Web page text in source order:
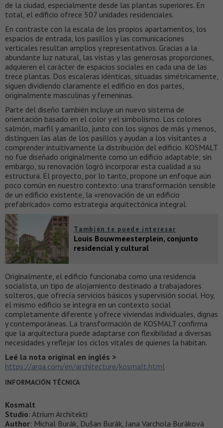
de la ciudad, especialmente desde las plantas superiores. En
total, el edificio ofrece 507 unidades residenciales.
En contraste con la escala de los propios apartamentos, los
espacios de entrada, los pasillos y las comunicaciones
verticales resultan amplios y representativos. Gracias a la
abundante luz natural, las vistas y las generosas proporciones,
adquieren el carácter de espacios sociales en cada una de las
trece plantas. Dos escaleras idénticas, situadas simétricamente,
siguen dividiendo claramente el edificio en dos partes,
originalmente masculinas y femeninas.
Parte del diseño también incluye un nuevo sistema de
orientación basado en el color y el simbolismo. Los colores
salmón, marfil y amarillo, junto con los signos de más y menos,
distinguen las alas de los pasillos y ayudan a los visitantes a
comprender intuitivamente la distribución del edificio. KOSMALT
no fue diseñado originalmente como un edificio adaptable; sin
embargo, su renovación logró incorporar esta cualidad a su
estructura. El proyecto, por lo tanto, propone un enfoque aún
poco común en nuestro contexto: una transformación sensible
de un edificio existente, la «renovación de un edificio
prefabricado» como estrategia arquitectónica integral.
También te puede interesar
Louis Bouwmeesterplein, conjunto
residencial y cultural
Originalmente, el edificio funcionaba como una residencia
socialista, un tipo de alojamiento destinado a trabajadores
solteros, que ofrecía servicios básicos y supervisión social. Hoy,
el mismo edificio se integra en un contexto social
completamente diferente y ofrece viviendas individuales, dignas
y contemporáneas. La transformación de KOSMALT confirma
que la arquitectura puede adaptarse con flexibilidad a diversas
necesidades y reflejar los ciclos vitales de quienes la habitan.
Leé la nota original en inglés >
https://arqa.com/en/architecture/kosmalt.html
INFORMACIÓN TÉCNICA
Kosmalt
Studio: Atrium Architekti
Author: Michal Burák, Dušan Burák, Jana Varchola Buráková